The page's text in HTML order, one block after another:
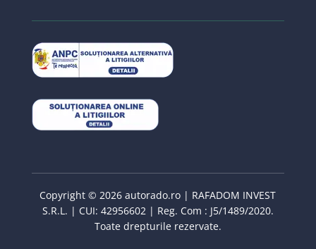
Copyright © 2026 autorado.ro | RAFADOM INVEST
S.R.L. | CUI: 42956602 | Reg. Com : J5/1489/2020.
Toate drepturile rezervate.